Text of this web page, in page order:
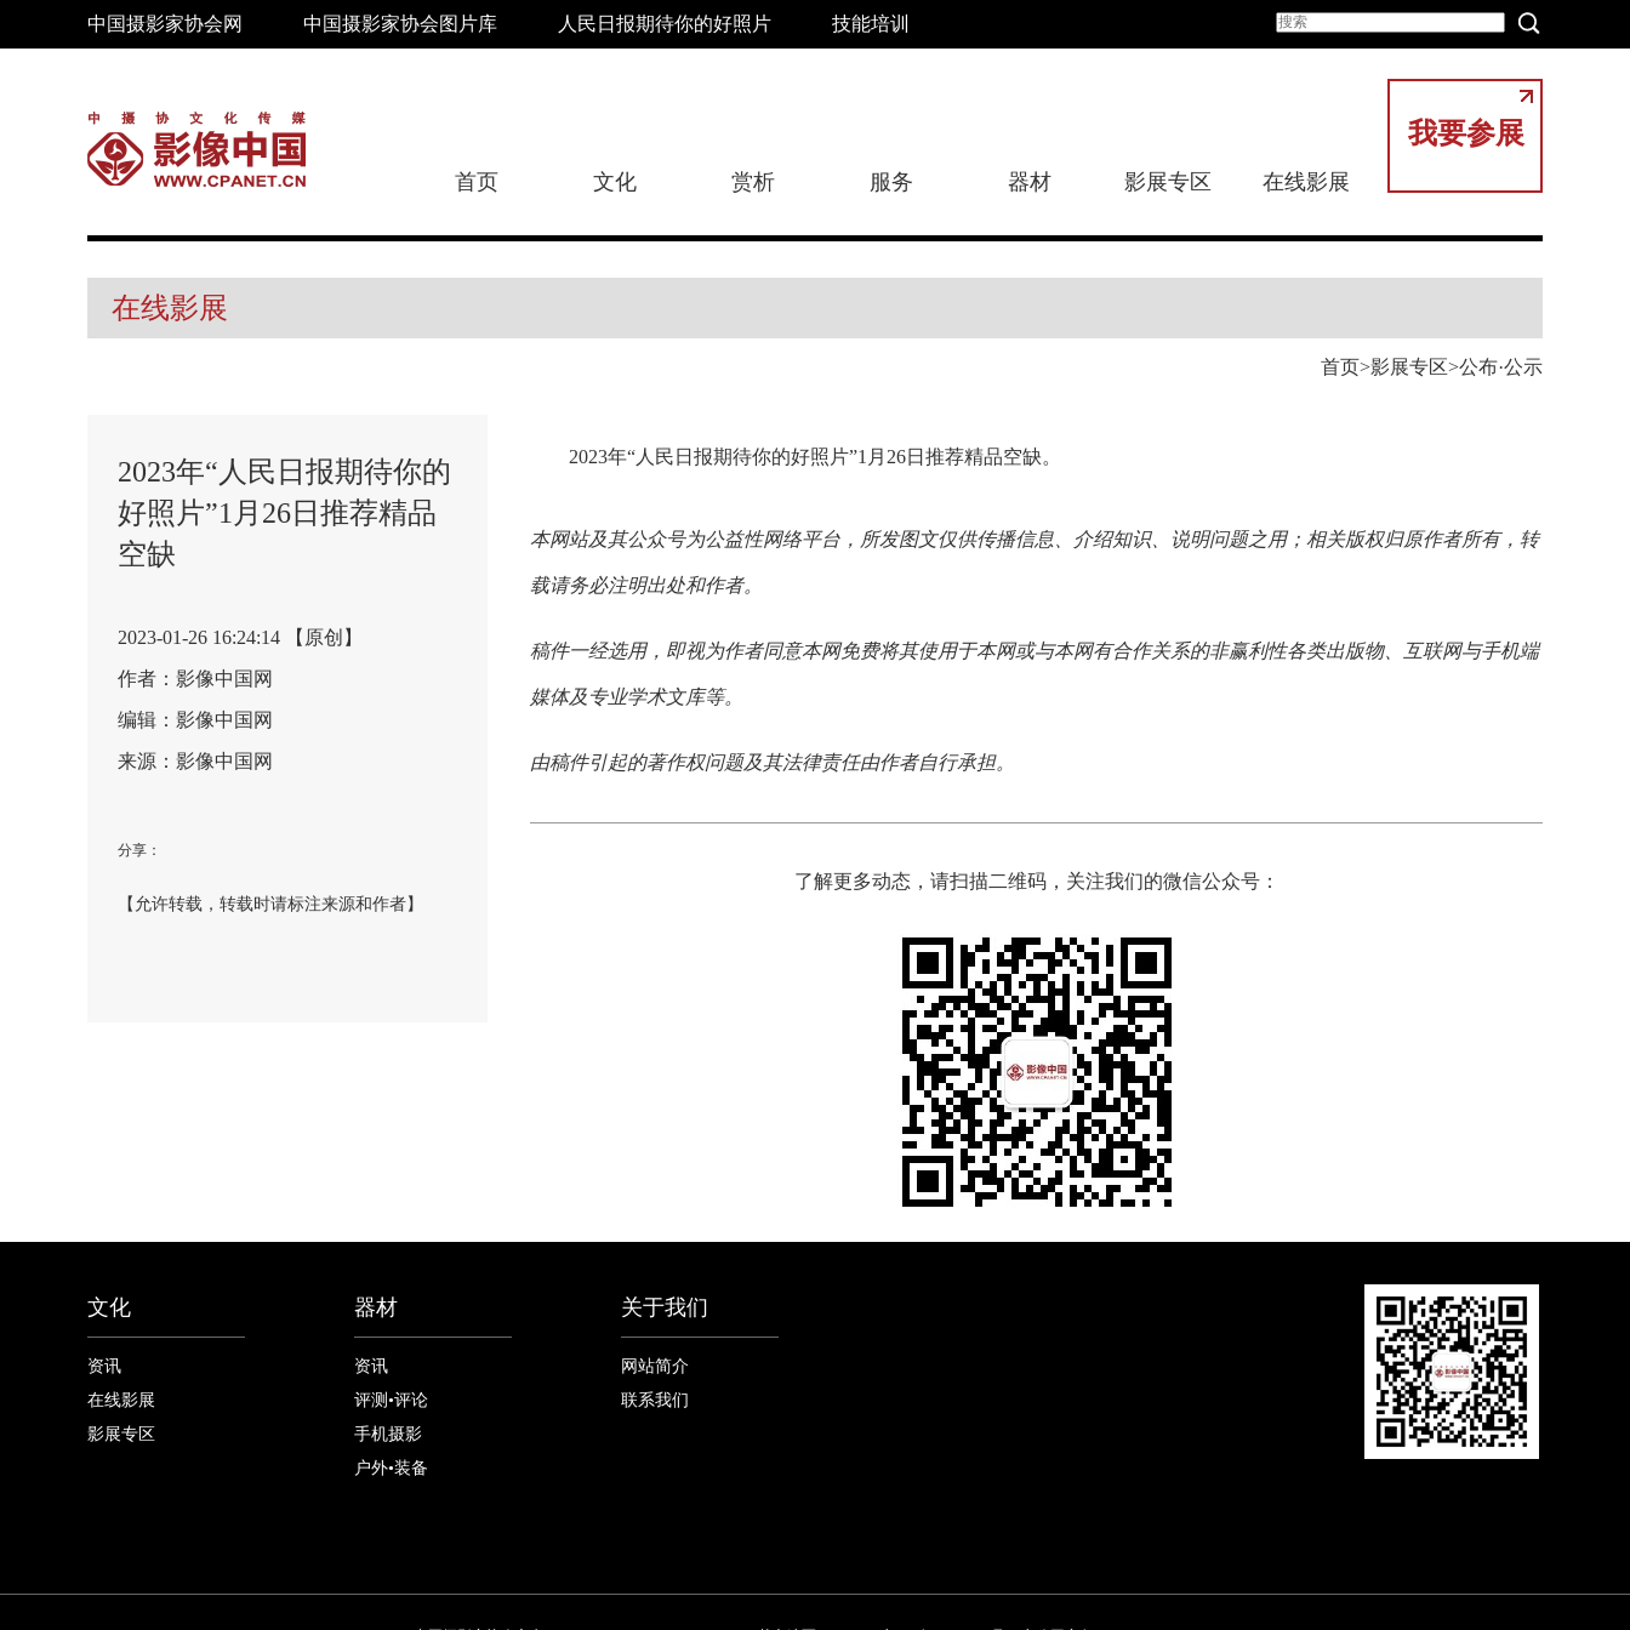
中国摄影家协会网 中国摄影家协会图片库 人民日报期待你的好照片 技能培训
我要参展
首页 文化 赏析 服务 器材 影展专区 在线影展
在线影展
首页 影展专区 公布·公示
2023年“人民日报期待你的
好照片”1月26日推荐精品
空缺
2023-01-26 16:24:14 【原创】
作者：影像中国网
编辑：影像中国网
来源：影像中国网
分享：
【允许转载，转载时请标注来源和作者】
2023年“人民日报期待你的好照片”1月26日推荐精品空缺。
本网站及其公众号为公益性网络平台，所发图文仅供传播信息、介绍知识、说明问题之用；相关版权归原作者所有，转
载请务必注明出处和作者。
稿件一经选用，即视为作者同意本网免费将其使用于本网或与本网有合作关系的非赢利性各类出版物、互联网与手机端
媒体及专业学术文库等。
由稿件引起的著作权问题及其法律责任由作者自行承担。
了解更多动态，请扫描二维码，关注我们的微信公众号：
文化
资讯
在线影展
影展专区
器材
资讯
评测•评论
手机摄影
户外•装备
关于我们
网站简介
联系我们